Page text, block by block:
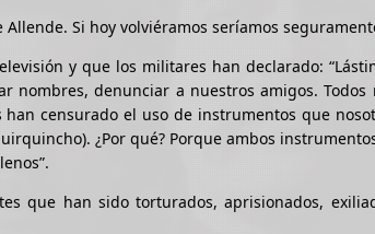
Si hoy volviéramos seríamos
y que los militares han declarado:
nombres, denunciar a nuestros amigos. Todos
censurado el uso de instrumentos que
¿Por qué? Porque ambos
que han sido torturados, aprisionados,